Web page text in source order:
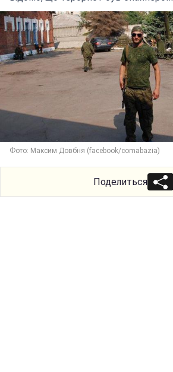
Фото: Максим Довбня (facebook/comabazia)
Поделиться